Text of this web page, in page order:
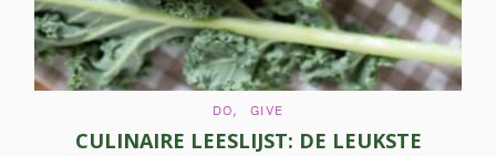
C
T
E
DO GIVE
CULINAIRE LEESLIJST: DE LEUKSTE
c
h
f